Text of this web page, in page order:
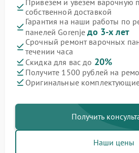
Привезем и увезем варочную
собственной доставкой
Гарантия на наши работы по
панелей Gorenjeдо 3-х лет
Срочный ремонт варочных
течении часа
Скидка для вас до 20%
Получите 1500 рублей на
Оригинальные
Получить
Наши цены